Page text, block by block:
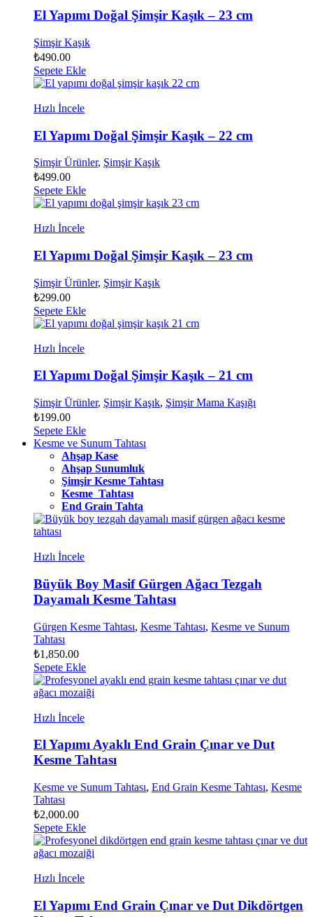
El Yapımı Doğal Şimşir Kaşık – 23 cm
Şimşir Kaşık
₺490.00
Sepete Ekle
Hızlı İncele
El Yapımı Doğal Şimşir Kaşık – 22 cm
Şimşir Ürünler, Şimşir Kaşık
₺499.00
Sepete Ekle
Hızlı İncele
El Yapımı Doğal Şimşir Kaşık – 23 cm
Şimşir Ürünler, Şimşir Kaşık
₺299.00
Sepete Ekle
Hızlı İncele
El Yapımı Doğal Şimşir Kaşık – 21 cm
Şimşir Ürünler, Şimşir Kaşık, Şimşir Mama Kaşığı
₺199.00
Sepete Ekle
Kesme ve Sunum Tahtası
Ahşap Kase
Ahşap Sunumluk
Şimşir Kesme Tahtası
Kesme Tahtası
End Grain Tahta
Hızlı İncele
Büyük Boy Masif Gürgen Ağacı Tezgah
Dayamalı Kesme Tahtası
Gürgen Kesme Tahtası, Kesme Tahtası, Kesme ve Sunum
Tahtası
₺1,850.00
Sepete Ekle
Hızlı İncele
El Yapımı Ayaklı End Grain Çınar ve Dut
Kesme Tahtası
Kesme ve Sunum Tahtası, End Grain Kesme Tahtası, Kesme
Tahtası
₺2,000.00
Sepete Ekle
Hızlı İncele
El Yapımı End Grain Çınar ve Dut Dikdörtgen